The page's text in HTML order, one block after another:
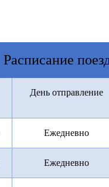
Расписание
День отправление
Ежедневно
Ежедневно